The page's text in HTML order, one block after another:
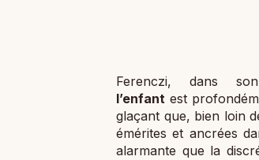
Ferenczi, dans
l’enfant est
glaçant que, bien loin
émérites et ancrées
alarmante que la